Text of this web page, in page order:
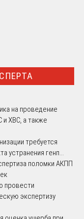
на проведение
и ХВС, а также
требуется
устранения генп...
поломки АКПП
провести
экспертизу